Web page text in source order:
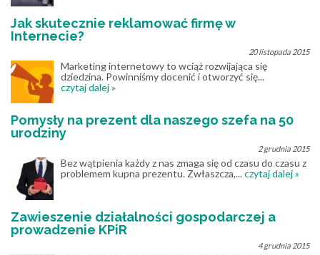
Jak skutecznie reklamować firmę w
Internecie?
20 listopada 2015
Marketing internetowy to wciąż rozwijająca się
dziedzina. Powinniśmy docenić i otworzyć się...
czytaj dalej »
Pomysły na prezent dla naszego szefa na 50
urodziny
2 grudnia 2015
Bez wątpienia każdy z nas zmaga się od czasu do czasu z
problemem kupna prezentu. Zwłaszcza,...czytaj dalej »
Zawieszenie działalności gospodarczej a
prowadzenie KPiR
4 grudnia 2015